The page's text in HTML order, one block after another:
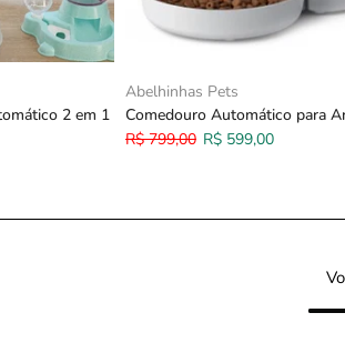
2 em 1
Abelhinhas Pets
Comedouro Automático para
R$ 799,00 R$ 599,00